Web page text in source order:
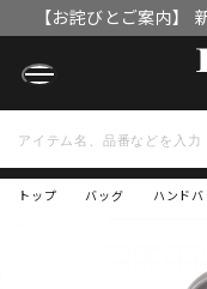
【お詫びとご案内】
OFFクー
トップ バッグ ハンド